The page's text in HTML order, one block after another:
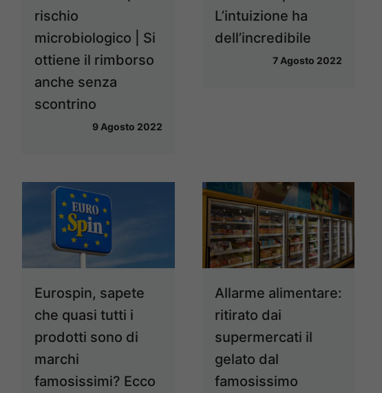
rischio
microbiologico | Si
ottiene il rimborso
anche senza
scontrino
9 Agosto 2022
L’intuizione ha
dell’incredibile
7 Agosto 2022
Eurospin, sapete
che quasi tutti i
prodotti sono di
marchi
famosissimi? Ecco
Allarme alimentare:
ritirato dai
supermercati il
gelato dal
famosissimo